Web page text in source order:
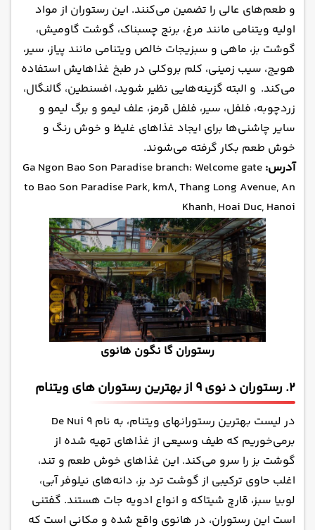
و طعم‌های عالی را تضمین می‌کنند. این رستوران از مواد
اولیه ویتنامی مانند مرغ، برنج چسبناک، گوشت گاومیش،
گوشت بز، ماهی و سبزیجات خالص ویتنامی مانند پیاز، سیر،
هویج، سیب زمینی، کلم بروکلی در طبخ غذاهایش استفاده
می‌کند. و البته گزینه‌هایی نظیر شوید، افسنطین، گالنگال،
زردچوبه، فلفل، سیر، فلفل قرمز، علف لیمو و برگ لیمو و
سایر چاشنی‌ها برای ایجاد غذاهای غلیظ و خوش رنگ و
خوش طعم بکار گرفته می‌شوند.
آدرس: Ga Ngon Bao Son Paradise branch: Welcome gate
to Bao Son Paradise Park, km8, Thang Long Avenue, An
Khanh, Hoai Duc, Hanoi
رستوران گا نگون هانوی
2. رستوران د نوی 9 از بهترین رستوران های ویتنام
در لیست بهترین رستورانهای ویتنام، به نام De Nui 9
برمی‌خوریم که طیف وسیعی از غذاهای تهیه شده از
گوشت بز را سرو می‌کند. این غذاهای خوش طعم و تند،
اغلب حاوی ترکیبی از گوشت ترد بز، دانه‌های نیلوفر آبی،
لوبیا سبز، قارچ شیتاکه و انواع ادویه جات هستند. گفتنی
است این رستوران، در هانوی واقع شده و مکانی است که